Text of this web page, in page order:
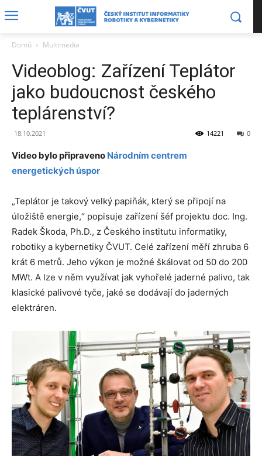
Domů Multimedia
Videoblog: Zařízení Teplátor
jako budoucnost českého
teplárenství?
18.10.2021 0
14221
Video bylo připraveno Národním centrem
energetických úspor
„Teplátor je takový velký papiňák, který se připojí na
úložiště energie,“ popisuje zařízení šéf projektu doc. Ing.
Radek Škoda, Ph.D., z Českého institutu informatiky,
robotiky a kybernetiky ČVUT. Celé zařízení měří zhruba 6
krát 6 metrů. Jeho výkon je možné škálovat od 50 do 200
MWt. A lze v něm využívat jak vyhořelé jaderné palivo, tak
klasické palivové tyče, jaké se dodávají do jaderných
elektráren.